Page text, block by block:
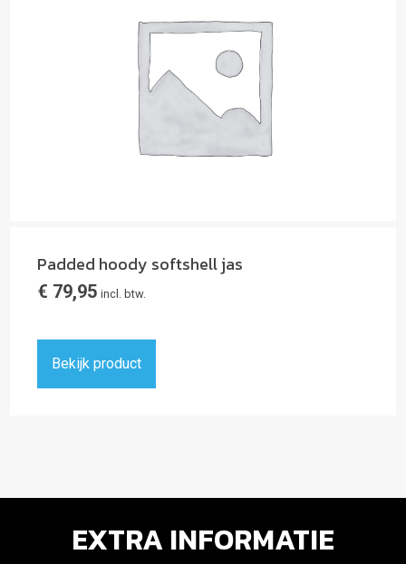
Padded hoody softshell jas
€ 79,95 incl. btw.
Bekijk product
EXTRA INFORMATIE